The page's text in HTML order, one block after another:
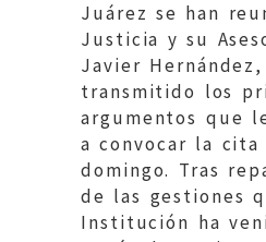
Juárez se han
Justicia y su
Javier
transmitido los
argumentos que
a convocar la
domingo. Tras
de las gestiones
Institución ha